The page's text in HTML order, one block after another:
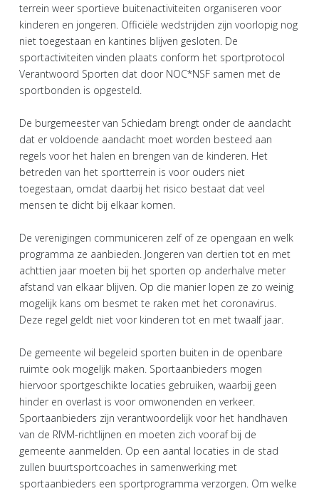
terrein weer sportieve buitenactiviteiten organiseren voor
kinderen en jongeren. Officiële wedstrijden zijn voorlopig nog
niet toegestaan en kantines blijven gesloten. De
sportactiviteiten vinden plaats conform het sportprotocol
Verantwoord Sporten dat door NOC*NSF samen met de
sportbonden is opgesteld.
De burgemeester van Schiedam brengt onder de aandacht
dat er voldoende aandacht moet worden besteed aan
regels voor het halen en brengen van de kinderen. Het
betreden van het sportterrein is voor ouders niet
toegestaan, omdat daarbij het risico bestaat dat veel
mensen te dicht bij elkaar komen.
De verenigingen communiceren zelf of ze opengaan en welk
programma ze aanbieden. Jongeren van dertien tot en met
achttien jaar moeten bij het sporten op anderhalve meter
afstand van elkaar blijven. Op die manier lopen ze zo weinig
mogelijk kans om besmet te raken met het coronavirus.
Deze regel geldt niet voor kinderen tot en met twaalf jaar.
De gemeente wil begeleid sporten buiten in de openbare
ruimte ook mogelijk maken. Sportaanbieders mogen
hiervoor sportgeschikte locaties gebruiken, waarbij geen
hinder en overlast is voor omwonenden en verkeer.
Sportaanbieders zijn verantwoordelijk voor het handhaven
van de RIVM-richtlijnen en moeten zich vooraf bij de
gemeente aanmelden. Op een aantal locaties in de stad
zullen buurtsportcoaches in samenwerking met
sportaanbieders een sportprogramma verzorgen. Om welke